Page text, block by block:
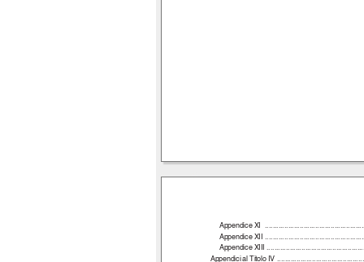
Appendice XI
Appendice XII
Appendice XIII
Appendici al Titolo IV